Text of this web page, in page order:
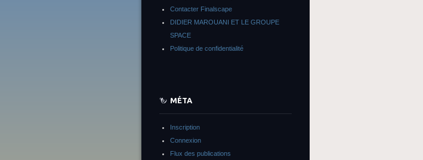
Contacter Finalscape
DIDIER MAROUANI ET LE GROUPE
SPACE
Politique de confidentialité
MÉTA
Inscription
Connexion
Flux des publications